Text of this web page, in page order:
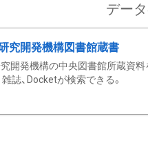
デー
究開発機構図書館蔵書
開発機構の中央図書館所蔵資
雑誌、Docketが検索できる。